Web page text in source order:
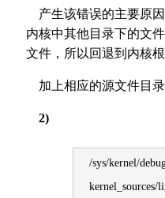
产生该错误的主要原
内核中其他目录下的文
文件，所以回退到内核
加上相应的源文件目录
2)
/sys/kernel/
kernel_sources/